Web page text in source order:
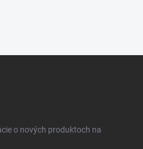
o nových produktoch na